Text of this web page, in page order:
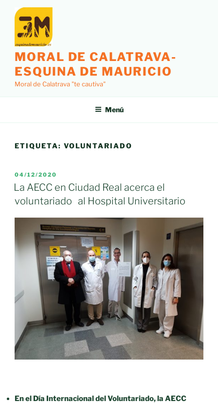
contenido
MORAL DE CALATRAVA-
ESQUINA DE MAURICIO
Moral de Calatrava "te cautiva"
Menú
ETIQUETA: VOLUNTARIADO
PUBLICADO
EL
04/12/2020
La AECC en Ciudad Real acerca el
voluntariado al Hospital Universitario
En el Día Internacional del Voluntariado, la AECC